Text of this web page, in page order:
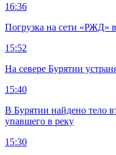
16:36
Погрузка на сети «РЖД»
15:52
На севере Бурятии
15:40
В Бурятии найдено тело
упавшего в реку
15:30